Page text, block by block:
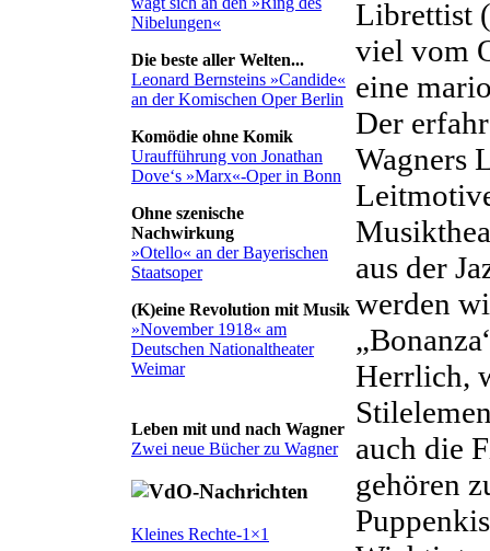
Nibelungen«
Die beste aller Welten...
Leonard Bernsteins »Candide«
an der Komischen Oper Berlin
Komödie ohne Komik
Uraufführung von Jonathan
Dove‘s »Marx«-Oper in Bonn
Ohne szenische
Nachwirkung
»Otello« an der Bayerischen
Staatsoper
(K)eine Revolution mit Musik
»November 1918« am
Deutschen Nationaltheater
Weimar
Leben mit und nach Wagner
Zwei neue Bücher zu Wagner
Kleines Rechte-1×1
Librettist
viel vom
eine
Der
Wagners
aus der
werden
Herrlich,
auch die
gehören